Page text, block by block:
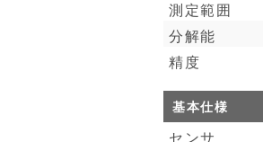
測定範囲
分解能
精度
基本仕様
センサ